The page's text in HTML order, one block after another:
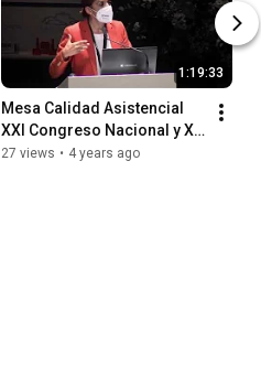
1:19:33
Mesa Calidad Asistencial
XXI Congreso Nacional y X
Internacional SEMPSPGS
27 views • 4 years ago